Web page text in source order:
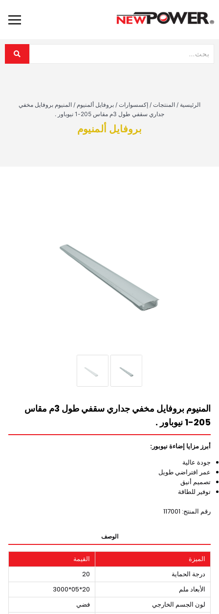
الرئيسية / المنتجات / إكسسوارات / بروفايل ألمنيوم / المنيوم بروفايل مخفي
جداري سقفي طول 3م مقاس 205-1 نيوباور .
بروفايل ألمنيوم
المنيوم بروفايل مخفي جداري سقفي طول 3م مقاس
205-1 نيوباور .
أبرز مزايا إضاءة نيوبور:
جودة عالية
عمر افتراضي طويل
تصميم أنيق
توفير للطاقة
رقم المنتج: 117001
الوصف
الميزة
القيمة
درجة الحماية
20
الأبعاد ملم
20*05*3000
لون الجسم الخارجي
فضي